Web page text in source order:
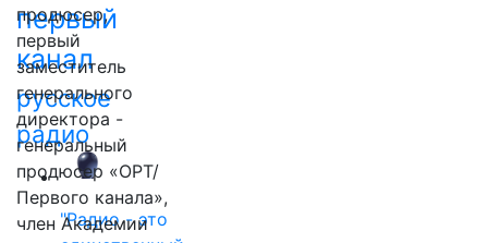
первый
канал
русское
радио
"Радио - это
продюсер,
первый
заместитель
генерального
директора -
генеральный
продюсер «ОРТ/
Первого канала»,
член Академии